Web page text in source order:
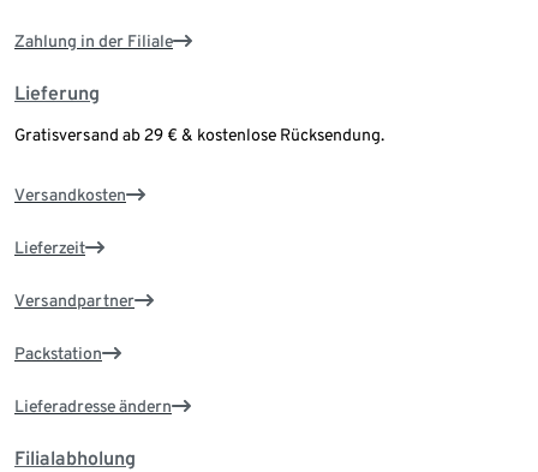
Zahlung in der Filiale
Lieferung
Gratisversand ab 29 € & kostenlose Rücksendung.
Versandkosten
Lieferzeit
Versandpartner
Packstation
Lieferadresse ändern
Filialabholung